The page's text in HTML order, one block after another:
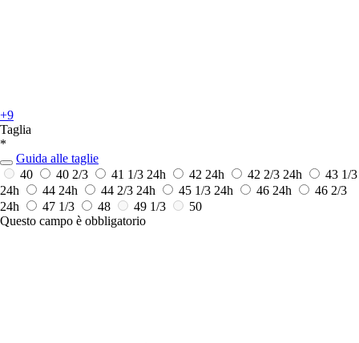
+9
Taglia
*
Guida alle taglie
40
40 2/3 41 1/3 24h 42 24h 42 2/3 24h
43 1/3
24h
44 24h 44 2/3 24h 45 1/3 24h 46 24h
46 2/3
24h
47 1/3 48 49 1/3
50
Questo campo è obbligatorio